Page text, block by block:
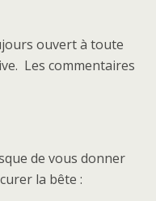
ouvert à toute
Les commentaires
de vous donner
la bête :